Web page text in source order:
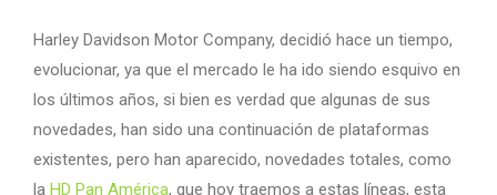
Harley Davidson Motor Company, decidió hace un tiempo,
evolucionar, ya que el mercado le ha ido siendo esquivo en
los últimos años, si bien es verdad que algunas de sus
novedades, han sido una continuación de plataformas
existentes, pero han aparecido, novedades totales, como
la HD Pan América, que hoy traemos a estas líneas, esta